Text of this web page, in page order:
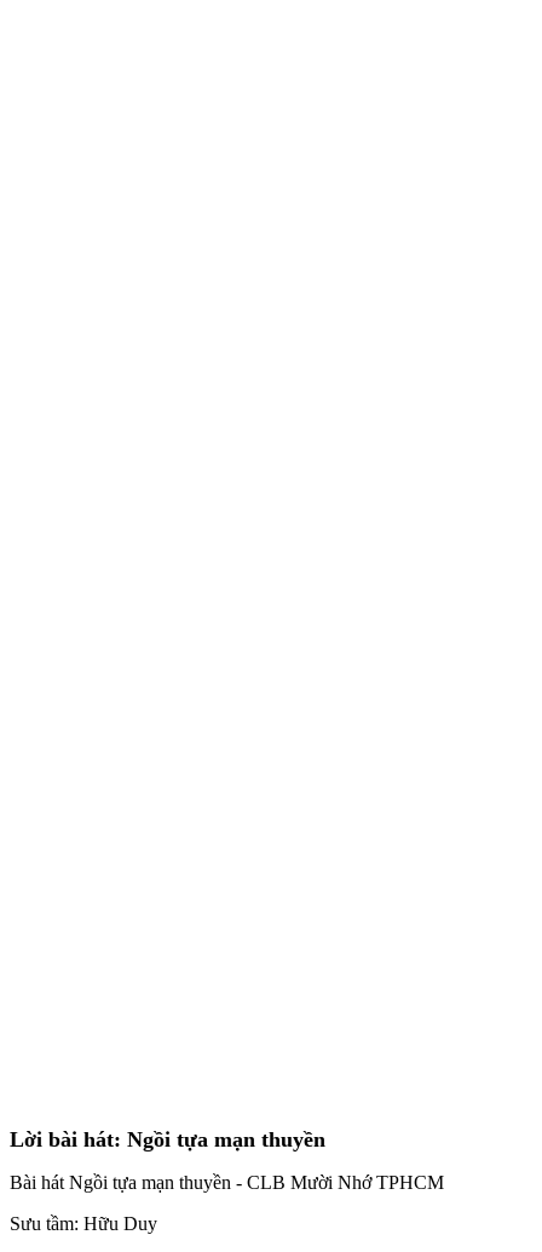
Lời bài hát: Ngồi tựa mạn thuyền
Bài hát Ngồi tựa mạn thuyền - CLB Mười Nhớ TPHCM
Sưu tầm: Hữu Duy